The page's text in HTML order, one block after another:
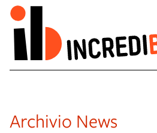
Archivio News